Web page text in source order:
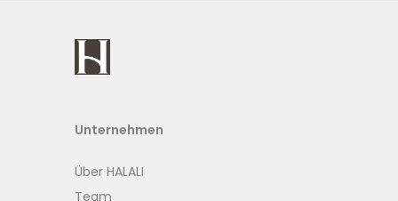
Unternehmen
Über HALALI
Team